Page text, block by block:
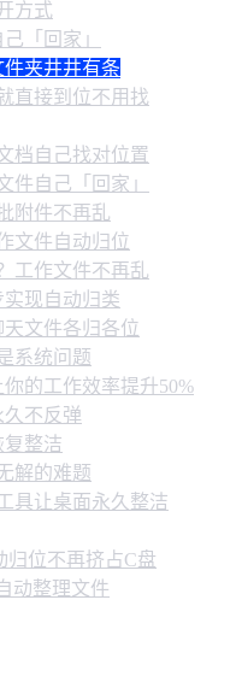
方式
「回家」
夹井井有条
直接到位不用找
档自己找对位置
件自己「回家」
附件不再乱
文件自动归位
工作文件不再乱
现自动归类
文件各归各位
系统问题
的工作效率提升50%
不反弹
整洁
解的难题
具让桌面永久整洁
归位不再挤占C盘
动整理文件